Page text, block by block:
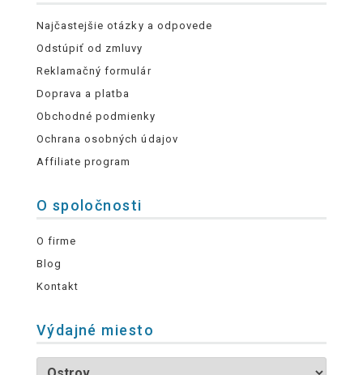
Najčastejšie otázky a odpovede
Odstúpiť od zmluvy
Reklamačný formulár
Doprava a platba
Obchodné podmienky
Ochrana osobných údajov
Affiliate program
O spoločnosti
O firme
Blog
Kontakt
Výdajné miesto